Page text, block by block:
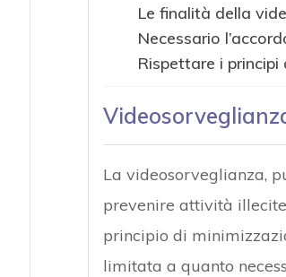
Le finalità della
Necessario
Rispettare i
La videosorveglianza,
prevenire attività
principio di
limitata a quanto